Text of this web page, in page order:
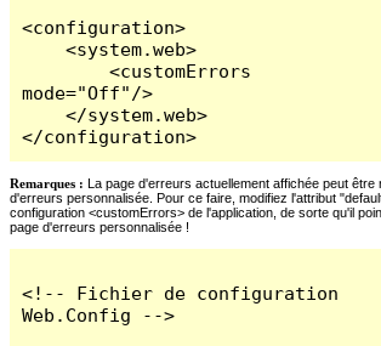
<configuration>
    <system.web>
        <customErrors
mode="Off"/>
    </system.web>
</configuration>
Remarques : La page d'erreurs actuellement affichée peut être
d'erreurs personnalisée. Pour ce faire, modifiez l'attribut
configuration <customErrors> de l'application, de sorte qu'il
page d'erreurs personnalisée !
<!-- Fichier de configuration
Web.Config -->